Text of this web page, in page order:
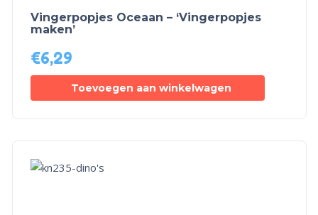
Vingerpopjes Oceaan – ‘Vingerpopjes
maken’
€6,29
Toevoegen aan winkelwagen